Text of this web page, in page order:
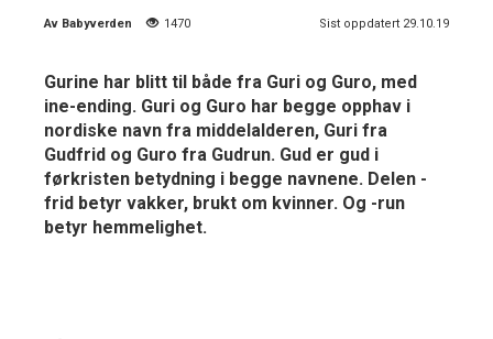
Av Babyverden 1470 Sist oppdatert 29.10.19
Gurine har blitt til både fra Guri og Guro, med
ine-ending. Guri og Guro har begge opphav i
nordiske navn fra middelalderen, Guri fra
Gudfrid og Guro fra Gudrun. Gud er gud i
førkristen betydning i begge navnene. Delen -
frid betyr vakker, brukt om kvinner. Og -run
betyr hemmelighet.